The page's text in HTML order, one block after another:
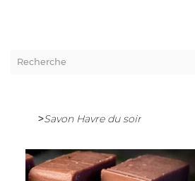
>Savon Havre du soir